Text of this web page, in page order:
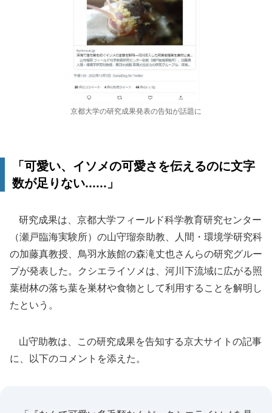
京都大学の研究成果発表の告知が話題に
「可愛い、イソメの可愛さを伝えるのに文字
数が足りない......」
研究成果は、京都大学フィールド科学教育研究センター
（瀬戸臨海実験所）の山守瑠奈助教、人間・環境学研究科
の加藤真教授、鳥羽水族館の森滝丈也さんらの研究グルー
プが発表した。クシエライソメは、河川下流域に広がる照
葉樹林の落ち葉を巣材や食物として利用することを解明し
たという。
山守助教は、この研究成果を告知する京大サイトの記事
に、以下のコメントを添えた。